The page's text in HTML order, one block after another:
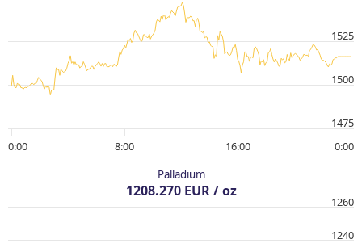
0:00 8:00 16:00 0:00
1475
1500
1525
Palladium
1208.270 EUR / oz
1240
1260